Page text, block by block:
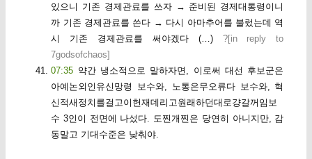
있으니 기존 경제관료를 쓰자 → 준비된 경제대통령이니
까 기존 경제관료를 쓴다 → 다시 아마추어를 불렀는데 역
시 기존 경제관료를 써야겠다 (…)?[in reply to
7godsofchaos]
07:35 약간 냉소적으로 말하자면, 이로써 대선 후보군은
아예논외인유신망령 보수와, 노통은무오류다 보수와, 혁
신적새정치를걸고이헌재데리고원래하던대로걍갈꺼임보
수 3인이 전면에 나섰다. 도찐개찐은 당연히 아니지만, 감
동말고 기대수준은 낮춰야.